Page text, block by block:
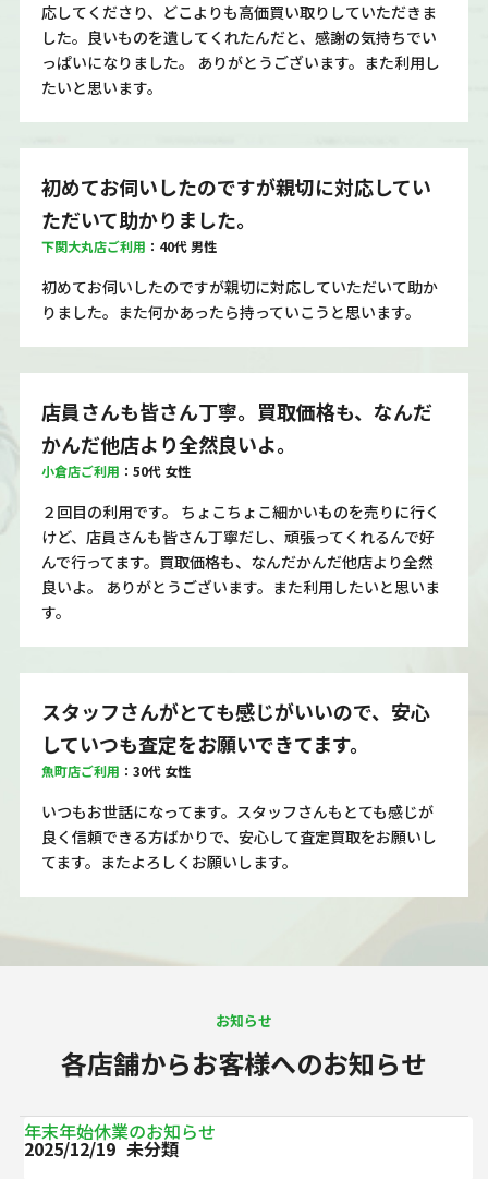
応してくださり、どこよりも高価買い取りしていただきま
した。良いものを遺してくれたんだと、感謝の気持ちでい
っぱいになりました。 ありがとうございます。また利用し
たいと思います。
初めてお伺いしたのですが親切に対応してい
ただいて助かりました。
下関大丸店ご利用 ：40代 男性
初めてお伺いしたのですが親切に対応していただいて助か
りました。また何かあったら持っていこうと思います。
店員さんも皆さん丁寧。買取価格も、なんだ
かんだ他店より全然良いよ。
小倉店ご利用 ：50代 女性
２回目の利用です。 ちょこちょこ細かいものを売りに行く
けど、店員さんも皆さん丁寧だし、頑張ってくれるんで好
んで行ってます。買取価格も、なんだかんだ他店より全然
良いよ。 ありがとうございます。また利用したいと思いま
す。
スタッフさんがとても感じがいいので、安心
していつも査定をお願いできてます。
魚町店ご利用 ：30代 女性
いつもお世話になってます。スタッフさんもとても感じが
良く信頼できる方ばかりで、安心して査定買取をお願いし
てます。またよろしくお願いします。
お知らせ
各店舗からお客様へのお知らせ
2025/12/19 未分類
年末年始休業のお知らせ